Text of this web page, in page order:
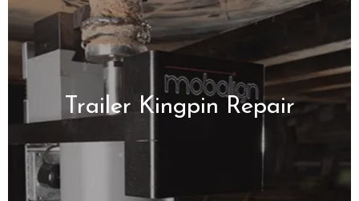
Trailer Kingpin Repair